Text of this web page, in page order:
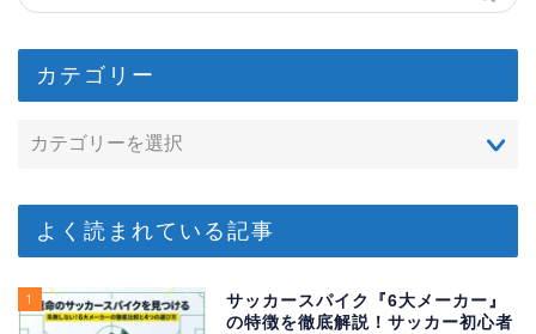
カテゴリー
よく読まれている記事
1
サッカースパイク『6大メーカー』
の特徴を徹底解説！サッカー初心者